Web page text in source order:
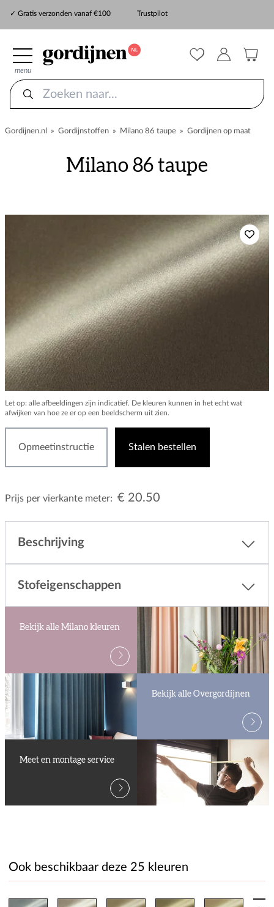
✓ Gratis verzonden vanaf €100
Trustpilot
menu
Gordijnen.nl » Gordijnstoffen » Milano 86 taupe » Gordijnen op maat
Milano 86 taupe
Let op: alle afbeeldingen zijn indicatief. De kleuren kunnen in het echt wat
afwijken van hoe ze er op een beeldscherm uit zien.
Opmeetinstructie Stalen bestellen
Prijs per vierkante meter: € 20.50
Beschrijving
Stofeigenschappen
Bekijk alle Milano kleuren
Bekijk alle Overgordijnen
Meet en montage service
Ook beschikbaar deze 25 kleuren